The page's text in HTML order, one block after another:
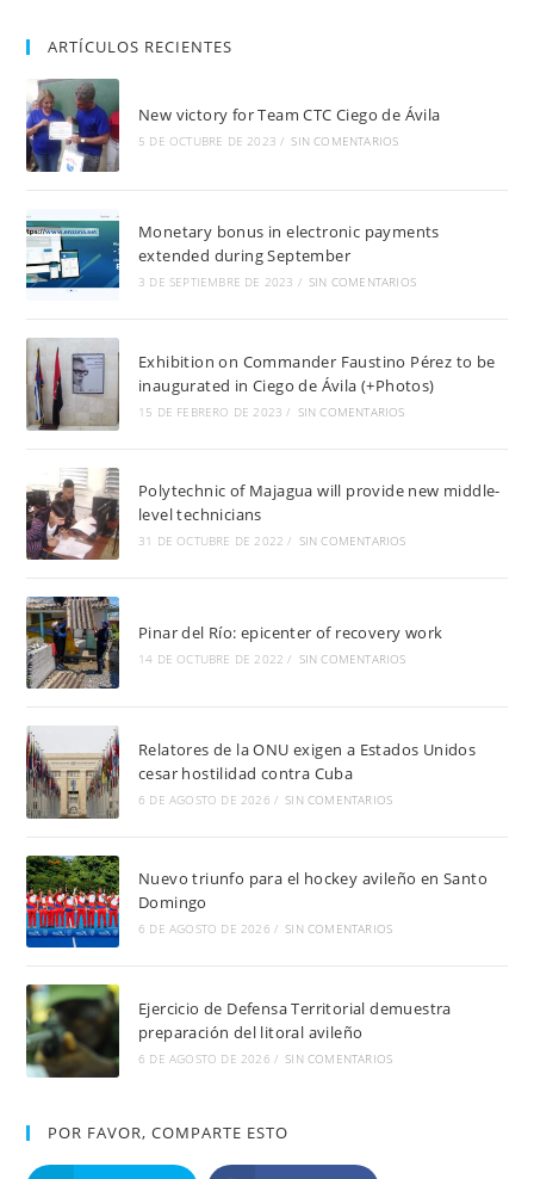
ARTÍCULOS RECIENTES
New victory for Team CTC Ciego de Ávila
5 DE OCTUBRE DE 2023 / SIN COMENTARIOS
Monetary bonus in electronic payments
extended during September
3 DE SEPTIEMBRE DE 2023 / SIN COMENTARIOS
Exhibition on Commander Faustino Pérez to be
inaugurated in Ciego de Ávila (+Photos)
15 DE FEBRERO DE 2023 / SIN COMENTARIOS
Polytechnic of Majagua will provide new middle-
level technicians
31 DE OCTUBRE DE 2022 / SIN COMENTARIOS
Pinar del Río: epicenter of recovery work
14 DE OCTUBRE DE 2022 / SIN COMENTARIOS
Relatores de la ONU exigen a Estados Unidos
cesar hostilidad contra Cuba
6 DE AGOSTO DE 2026 / SIN COMENTARIOS
Nuevo triunfo para el hockey avileño en Santo
Domingo
6 DE AGOSTO DE 2026 / SIN COMENTARIOS
Ejercicio de Defensa Territorial demuestra
preparación del litoral avileño
6 DE AGOSTO DE 2026 / SIN COMENTARIOS
POR FAVOR, COMPARTE ESTO